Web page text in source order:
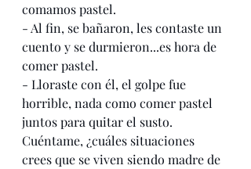
comamos pastel.
- Al fin, se bañaron, les contaste un
cuento y se durmieron...es hora de
comer pastel.
- Lloraste con él, el golpe fue
horrible, nada como comer pastel
juntos para quitar el susto.
Cuéntame, ¿cuáles situaciones
crees que se viven siendo madre de